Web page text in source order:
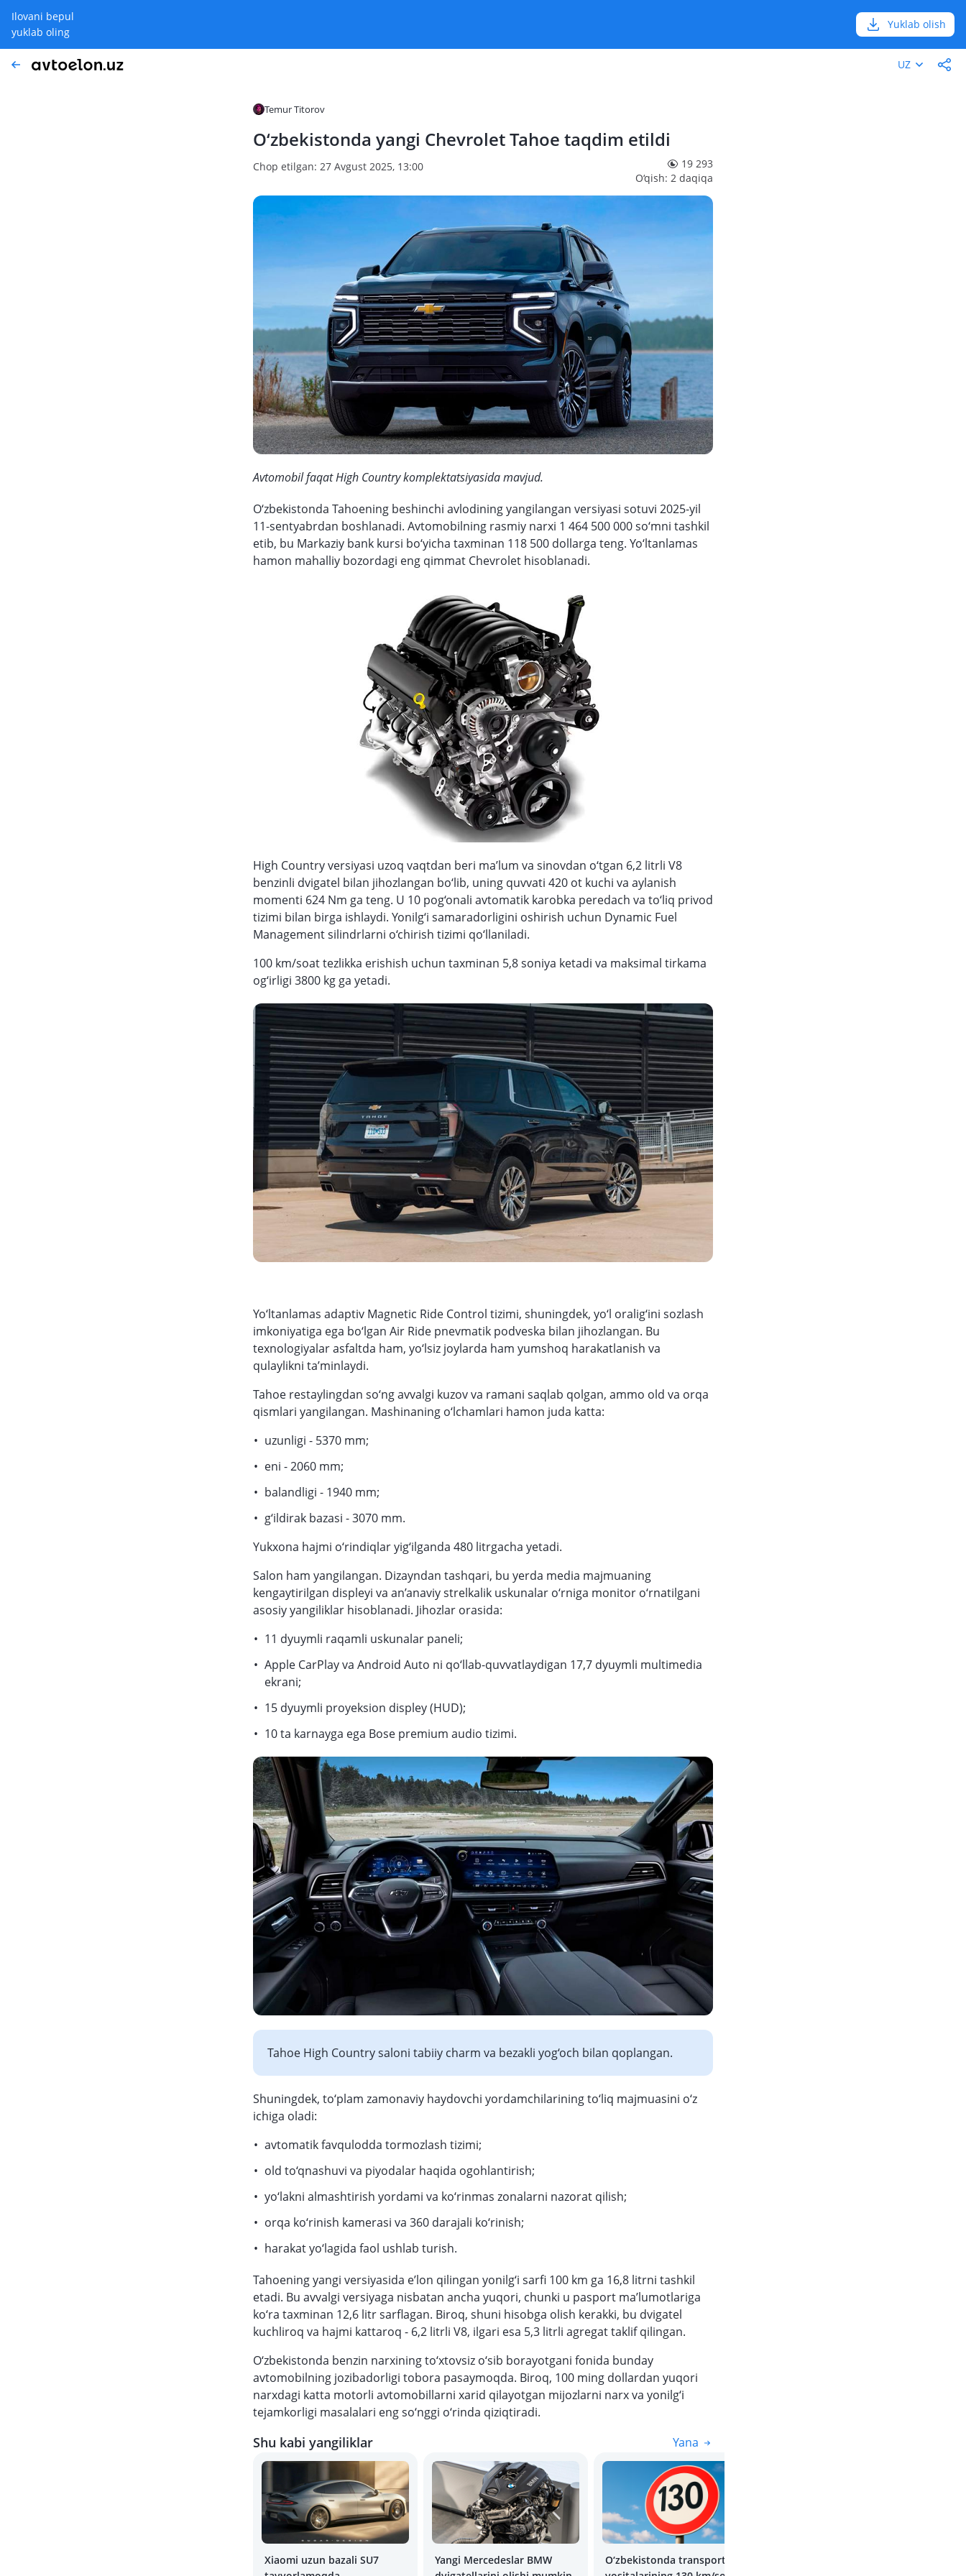
Ilovani bepul
yuklab oling
Yuklab olish
UZ
Temur Titorov
O‘zbekistonda yangi Chevrolet Tahoe taqdim etildi
Chop etilgan: 27 Avgust 2025, 13:00
19 293
O‘qish: 2 daqiqa
Avtomobil faqat High Country komplektatsiyasida mavjud.
O‘zbekistonda Tahoening beshinchi avlodining yangilangan versiyasi sotuvi 2025-yil
11-sentyabrdan boshlanadi. Avtomobilning rasmiy narxi 1 464 500 000 so‘mni tashkil
etib, bu Markaziy bank kursi bo‘yicha taxminan 118 500 dollarga teng. Yo‘ltanlamas
hamon mahalliy bozordagi eng qimmat Chevrolet hisoblanadi.
High Country versiyasi uzoq vaqtdan beri ma’lum va sinovdan o‘tgan 6,2 litrli V8
benzinli dvigatel bilan jihozlangan bo‘lib, uning quvvati 420 ot kuchi va aylanish
momenti 624 Nm ga teng. U 10 pog‘onali avtomatik karobka peredach va to‘liq privod
tizimi bilan birga ishlaydi. Yonilg‘i samaradorligini oshirish uchun Dynamic Fuel
Management silindrlarni o‘chirish tizimi qo‘llaniladi.
100 km/soat tezlikka erishish uchun taxminan 5,8 soniya ketadi va maksimal tirkama
og‘irligi 3800 kg ga yetadi.
Yo‘ltanlamas adaptiv Magnetic Ride Control tizimi, shuningdek, yo‘l oralig‘ini sozlash
imkoniyatiga ega bo‘lgan Air Ride pnevmatik podveska bilan jihozlangan. Bu
texnologiyalar asfaltda ham, yo‘lsiz joylarda ham yumshoq harakatlanish va
qulaylikni ta’minlaydi.
Tahoe restaylingdan so‘ng avvalgi kuzov va ramani saqlab qolgan, ammo old va orqa
qismlari yangilangan. Mashinaning o‘lchamlari hamon juda katta:
uzunligi - 5370 mm;
eni - 2060 mm;
balandligi - 1940 mm;
g‘ildirak bazasi - 3070 mm.
Yukxona hajmi o‘rindiqlar yig‘ilganda 480 litrgacha yetadi.
Salon ham yangilangan. Dizayndan tashqari, bu yerda media majmuaning
kengaytirilgan displeyi va an’anaviy strelkalik uskunalar o‘rniga monitor o‘rnatilgani
asosiy yangiliklar hisoblanadi. Jihozlar orasida:
11 dyuymli raqamli uskunalar paneli;
Apple CarPlay va Android Auto ni qo‘llab-quvvatlaydigan 17,7 dyuymli multimedia
ekrani;
15 dyuymli proyeksion displey (HUD);
10 ta karnayga ega Bose premium audio tizimi.
Tahoe High Country saloni tabiiy charm va bezakli yog‘och bilan qoplangan.
Shuningdek, to‘plam zamonaviy haydovchi yordamchilarining to‘liq majmuasini o‘z
ichiga oladi:
avtomatik favqulodda tormozlash tizimi;
old to‘qnashuvi va piyodalar haqida ogohlantirish;
yo‘lakni almashtirish yordami va ko‘rinmas zonalarni nazorat qilish;
orqa ko‘rinish kamerasi va 360 darajali ko‘rinish;
harakat yo‘lagida faol ushlab turish.
Tahoening yangi versiyasida e’lon qilingan yonilg‘i sarfi 100 km ga 16,8 litrni tashkil
etadi. Bu avvalgi versiyaga nisbatan ancha yuqori, chunki u pasport ma’lumotlariga
ko‘ra taxminan 12,6 litr sarflagan. Biroq, shuni hisobga olish kerakki, bu dvigatel
kuchliroq va hajmi kattaroq - 6,2 litrli V8, ilgari esa 5,3 litrli agregat taklif qilingan.
O‘zbekistonda benzin narxining to‘xtovsiz o‘sib borayotgani fonida bunday
avtomobilning jozibadorligi tobora pasaymoqda. Biroq, 100 ming dollardan yuqori
narxdagi katta motorli avtomobillarni xarid qilayotgan mijozlarni narx va yonilg‘i
tejamkorligi masalalari eng so‘nggi o‘rinda qiziqtiradi.
Shu kabi yangiliklar Yana
Xiaomi uzun bazali SU7
Yangi Mercedeslar BMW
O‘zbekistonda transport